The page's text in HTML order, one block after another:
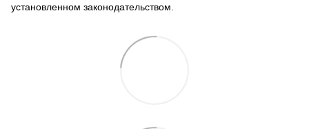
установленном законодательством.